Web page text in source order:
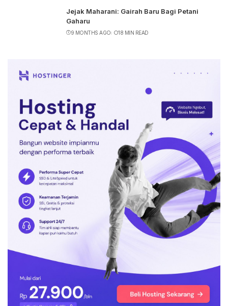
Jejak Maharani: Gairah Baru Bagi Petani
Gaharu
9 MONTHS AGO 18 MIN READ